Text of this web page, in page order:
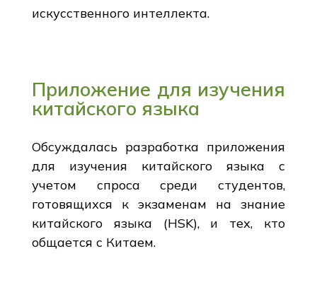
искусственного интеллекта.
Приложение для изучения
китайского языка
Обсуждалась разработка приложения
для изучения китайского языка с
учетом спроса среди студентов,
готовящихся к экзаменам на знание
китайского языка (HSK), и тех, кто
общается с Китаем.